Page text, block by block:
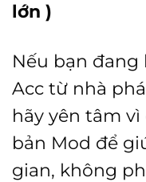
lớn )
Nếu bạn đang
Acc từ nhà
hãy yên tâm
bản Mod để
gian, không